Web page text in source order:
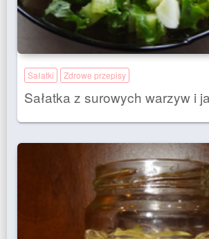
Sałatki Zdrowe przepisy
Sałatka z surowych warzyw i